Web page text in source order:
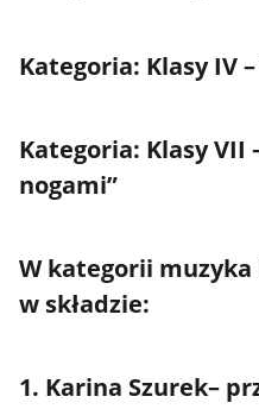
Kategoria: Klasy IV
Kategoria: Klasy VII
nogami”
W kategorii
w składzie:
1. Karina Szurek–